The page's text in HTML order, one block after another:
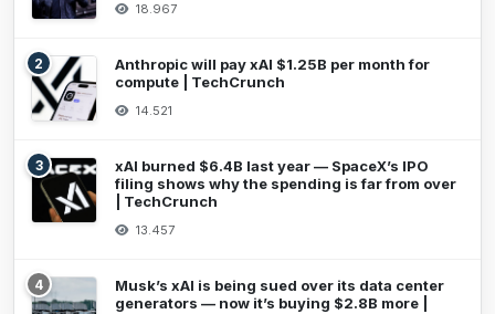
18.967
2
Anthropic will pay xAI $1.25B per month for
compute | TechCrunch
14.521
3
xAI burned $6.4B last year — SpaceX’s IPO
filing shows why the spending is far from over
| TechCrunch
13.457
4
Musk’s xAI is being sued over its data center
generators — now it’s buying $2.8B more |